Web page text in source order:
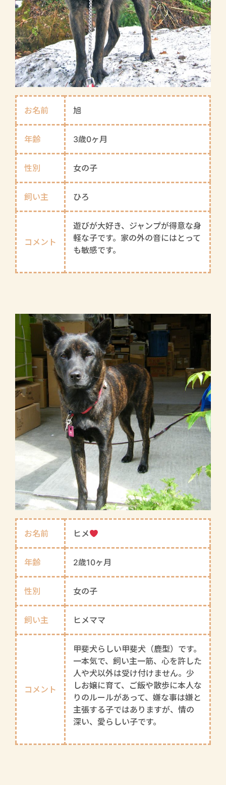
お名前 旭
年齢 3歳0ヶ月
性別 女の子
飼い主 ひろ
コメント
遊びが大好き、ジャンプが得意な身
軽な子です。家の外の音にはとって
も敏感です。
お名前 ヒメ
年齢 2歳10ヶ月
性別 女の子
飼い主 ヒメママ
コメント
甲斐犬らしい甲斐犬（鹿型）です。
一本気で、飼い主一筋、心を許した
人や犬以外は受け付けません。少
しお嬢に育て、ご飯や散歩に本人な
りのルールがあって、嫌な事は嫌と
主張する子ではありますが、情の
深い、愛らしい子です。